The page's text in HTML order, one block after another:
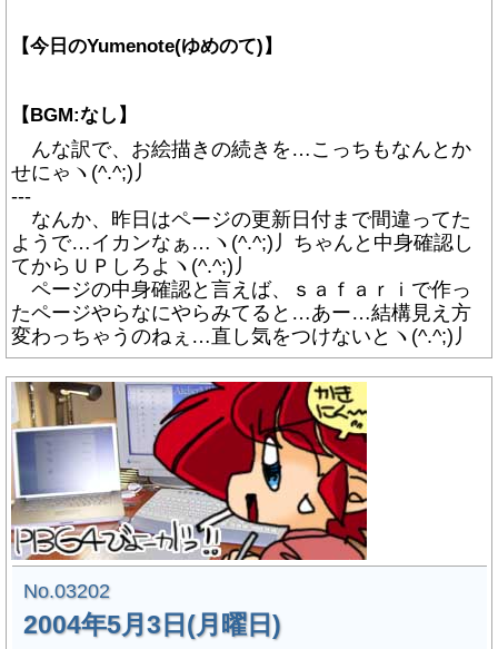
【今日のYumenote(ゆめのて)】
【BGM:なし】
んな訳で、お絵描きの続きを…こっちもなんとか
せにゃヽ(^.^;)丿
---
なんか、昨日はページの更新日付まで間違ってた
ようで…イカンなぁ…ヽ(^.^;)丿ちゃんと中身確認し
てからＵＰしろよヽ(^.^;)丿
ページの中身確認と言えば、ｓａｆａｒｉで作っ
たページやらなにやらみてると…あー…結構見え方
変わっちゃうのねぇ…直し気をつけないとヽ(^.^;)丿
No.03202
2004年5月3日(月曜日)